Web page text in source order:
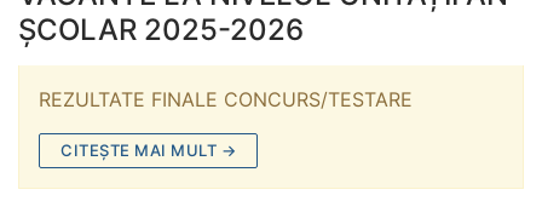
ȘCOLAR 2025-2026
REZULTATE FINALE CONCURS/TESTARE
CITEȘTE MAI MULT →